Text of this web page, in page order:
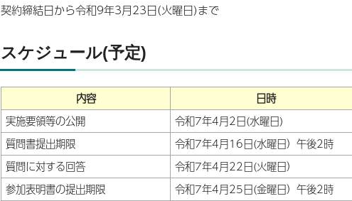
契約締結日から令和9年3月23日(火曜日)まで
スケジュール(予定)
内容 日時
実施要領等の公開
令和7年4月2日(水曜日)
質問書提出期限
令和7年4月16日(水曜日）午後2時
質問に対する回答
令和7年4月22日(火曜日）
参加表明書の提出期限
令和7年4月25日(金曜日）午後2時